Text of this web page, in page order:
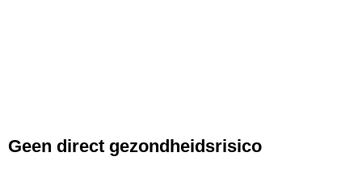
Geen direct gezondheidsrisico